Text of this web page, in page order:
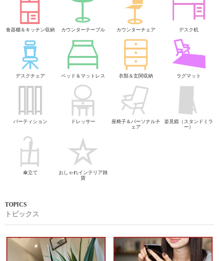
食器棚＆キッチン収納 カウンターテーブル カウンターチェア デスク机
デスクチェア ベッド＆マットレス 衣類＆玄関収納 ラグマット
パーティション ドレッサー
座椅子＆パーソナルチ
ェア
姿見鏡（スタンドミラ
ー）
傘立て
おしゃれインテリア雑
貨
トピックス